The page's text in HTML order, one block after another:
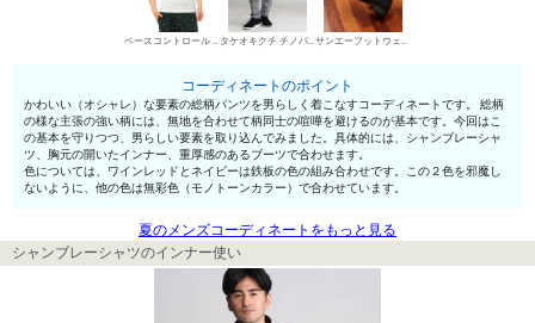
ベースコントロール ヘンリーネックTシャツ タケオキクチ チノパン・綿パン サンエーフットウェア ワークブーツ
コーディネートのポイント
かわいい（オシャレ）な要素の総柄パンツを男らしく着こなすコーディネートです。 総柄
の様な主張の強い柄には、無地を合わせて柄同士の喧嘩を避けるのが基本です。今回はこ
の基本を守りつつ、男らしい要素を取り込んでみました。具体的には、シャンブレーシャ
ツ、胸元の開いたインナー、重厚感のあるブーツで合わせます。
色については、ワインレッドとネイビーは鉄板の色の組み合わせです。この２色を邪魔し
ないように、他の色は無彩色（モノトーンカラー）で合わせています。
夏のメンズコーディネートをもっと見る
シャンブレーシャツのインナー使い